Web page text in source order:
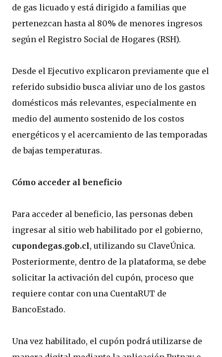
de gas licuado y está dirigido a familias que
pertenezcan hasta al 80% de menores ingresos
según el Registro Social de Hogares (RSH).
Desde el Ejecutivo explicaron previamente que el
referido subsidio busca aliviar uno de los gastos
domésticos más relevantes, especialmente en
medio del aumento sostenido de los costos
energéticos y el acercamiento de las temporadas
de bajas temperaturas.
Cómo acceder al beneficio
Para acceder al beneficio, las personas deben
ingresar al sitio web habilitado por el gobierno,
cupondegas.gob.cl, utilizando su ClaveÚnica.
Posteriormente, dentro de la plataforma, se debe
solicitar la activación del cupón, proceso que
requiere contar con una CuentaRUT de
BancoEstado.
Una vez habilitado, el cupón podrá utilizarse de